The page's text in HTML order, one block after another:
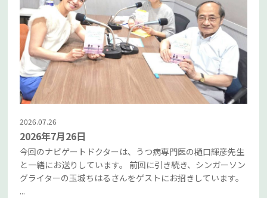
2026.07.26
2026年7月26日
今回のナビゲートドクターは、うつ病専門医の樋口輝彦先生
と一緒にお送りしています。 前回に引き続き、シンガーソン
グライターの玉城ちはるさんをゲストにお招きしています。
...